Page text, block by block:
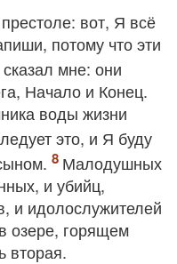
вот, Я всё
потому что эти
мне: они
Начало и Конец.
воды жизни
это, и Я буду
Малодушных
и убийц,
и идолослужителей
озере, горящем
вторая.